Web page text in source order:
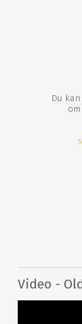
Old Thorns
5917 meter
5519 meter från
4843 meter
Old Thorns
Massage
Gym
Du
Video -